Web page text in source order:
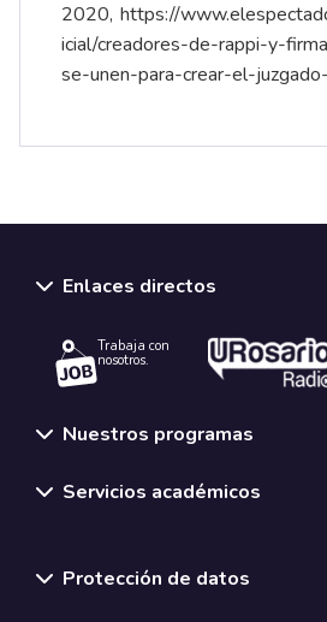
2020, https://
icial/creadores-de-rappi-y-
se-unen-para-crear-el-
Enlaces directos
Trabaja con
nosotros.
Nuestros programas
Servicios académicos
Protección de datos